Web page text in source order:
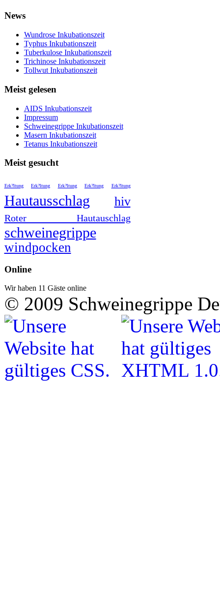
News
Wundrose Inkubationszeit
Typhus Inkubationszeit
Tuberkulose Inkubationszeit
Trichinose Inkubationszeit
Tollwut Inkubationszeit
Meist gelesen
AIDS Inkubationszeit
Impressum
Schweinegrippe Inkubationszeit
Masern Inkubationszeit
Tetanus Inkubationszeit
Meist gesucht
Erk?ltung Erk?ltung Erk?ltung Erk?ltung Erk?ltung
Hautausschlag hiv
Roter Hautauschlag
schweinegrippe
windpocken
Online
Wir haben 11 Gäste online
© 2009 Schweinegrippe